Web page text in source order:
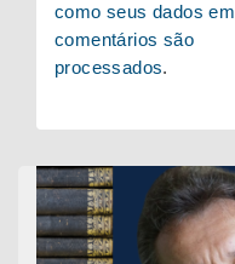
como seus dados em
comentários são
processados.